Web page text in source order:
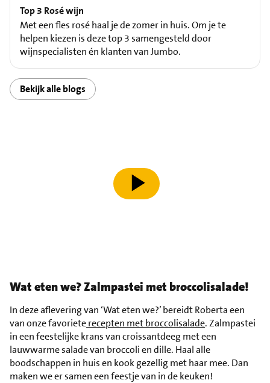
Top 3 Rosé wijn
Met een fles rosé haal je de zomer in huis. Om je te
helpen kiezen is deze top 3 samengesteld door
wijnspecialisten én klanten van Jumbo.
Bekijk alle blogs
speel video af
Wat eten we? Zalmpastei met broccolisalade!
In deze aflevering van ‘Wat eten we?’ bereidt Roberta een
van onze favorieterecepten met broccolisalade. Zalmpastei
in een feestelijke krans van croissantdeeg met een
lauwwarme salade van broccoli en dille. Haal alle
boodschappen in huis en kook gezellig met haar mee. Dan
maken we er samen een feestje van in de keuken!